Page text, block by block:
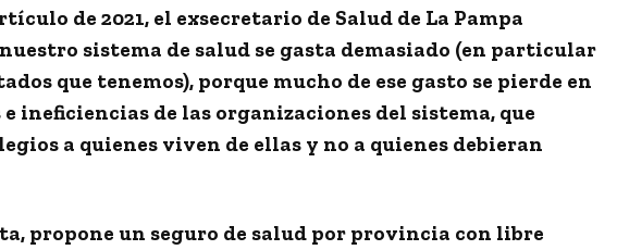
de 2021, el exsecretario de Salud de La Pampa
nuestro sistema de salud se gasta demasiado (en particular
que tenemos), porque mucho de ese gasto se pierde en
ineficiencias de las organizaciones del sistema, que
a quienes viven de ellas y no a quienes debieran
propone un seguro de salud por provincia con libre